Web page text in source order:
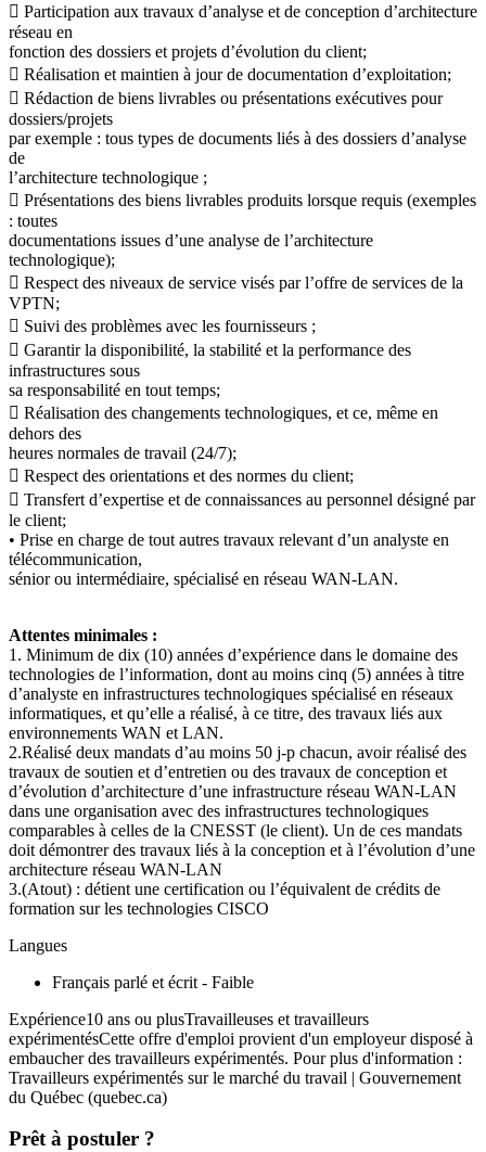
 Participation aux travaux d’analyse et de conception d’architecture
réseau en
fonction des dossiers et projets d’évolution du client;
 Réalisation et maintien à jour de documentation d’exploitation;
 Rédaction de biens livrables ou présentations exécutives pour
dossiers/projets
par exemple : tous types de documents liés à des dossiers d’analyse
de
l’architecture technologique ;
 Présentations des biens livrables produits lorsque requis (exemples
: toutes
documentations issues d’une analyse de l’architecture
technologique);
 Respect des niveaux de service visés par l’offre de services de la
VPTN;
 Suivi des problèmes avec les fournisseurs ;
 Garantir la disponibilité, la stabilité et la performance des
infrastructures sous
sa responsabilité en tout temps;
 Réalisation des changements technologiques, et ce, même en
dehors des
heures normales de travail (24/7);
 Respect des orientations et des normes du client;
 Transfert d’expertise et de connaissances au personnel désigné par
le client;
• Prise en charge de tout autres travaux relevant d’un analyste en
télécommunication,
sénior ou intermédiaire, spécialisé en réseau WAN-LAN.
Attentes minimales :
1. Minimum de dix (10) années d’expérience dans le domaine des
technologies de l’information, dont au moins cinq (5) années à titre
d’analyste en infrastructures technologiques spécialisé en réseaux
informatiques, et qu’elle a réalisé, à ce titre, des travaux liés aux
environnements WAN et LAN.
2.Réalisé deux mandats d’au moins 50 j-p chacun, avoir réalisé des
travaux de soutien et d’entretien ou des travaux de conception et
d’évolution d’architecture d’une infrastructure réseau WAN-LAN
dans une organisation avec des infrastructures technologiques
comparables à celles de la CNESST (le client). Un de ces mandats
doit démontrer des travaux liés à la conception et à l’évolution d’une
architecture réseau WAN-LAN
3.(Atout) : détient une certification ou l’équivalent de crédits de
formation sur les technologies CISCO
Langues
Français parlé et écrit - Faible
Expérience10 ans ou plusTravailleuses et travailleurs
expérimentésCette offre d'emploi provient d'un employeur disposé à
embaucher des travailleurs expérimentés. Pour plus d'information :
Travailleurs expérimentés sur le marché du travail | Gouvernement
du Québec (quebec.ca)
Prêt à postuler ?